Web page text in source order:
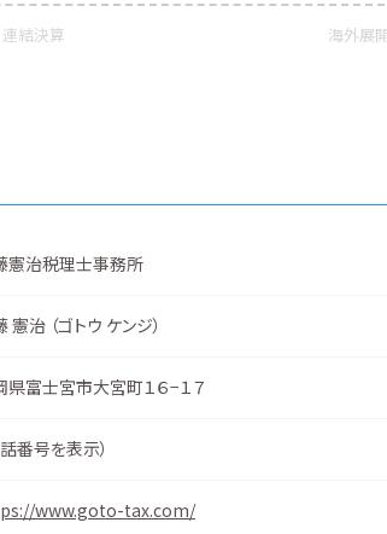
連結決算
海外展
憲治税理士事務所
憲治 （ゴトウ ケンジ）
県富士宮市大宮町１６−１７
番号を表示）
www.goto-tax.com/